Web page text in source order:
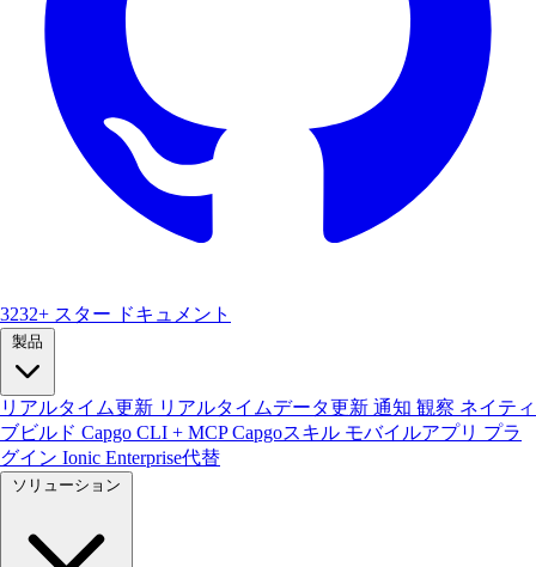
3232+ スター ドキュメント
製品
リアルタイム更新 リアルタイムデータ更新 通知 観察 ネイティ
ブビルド Capgo CLI + MCPCapgoスキル モバイルアプリ プラ
グイン Ionic Enterprise代替
ソリューション